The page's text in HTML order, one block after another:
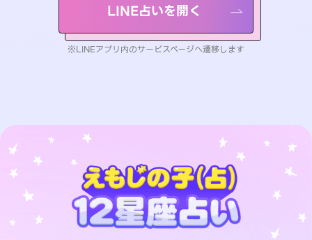
LINE占いを開く
※LINEアプリ内のサービスページへ遷移します